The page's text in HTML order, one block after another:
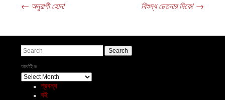
Post navigation
← অনুরাগী হোন! বিশুদ্ধ চেতনার দিকে! →
Search
আর্কাইভ
আর্কাইভ
প্রবন্ধ
বই